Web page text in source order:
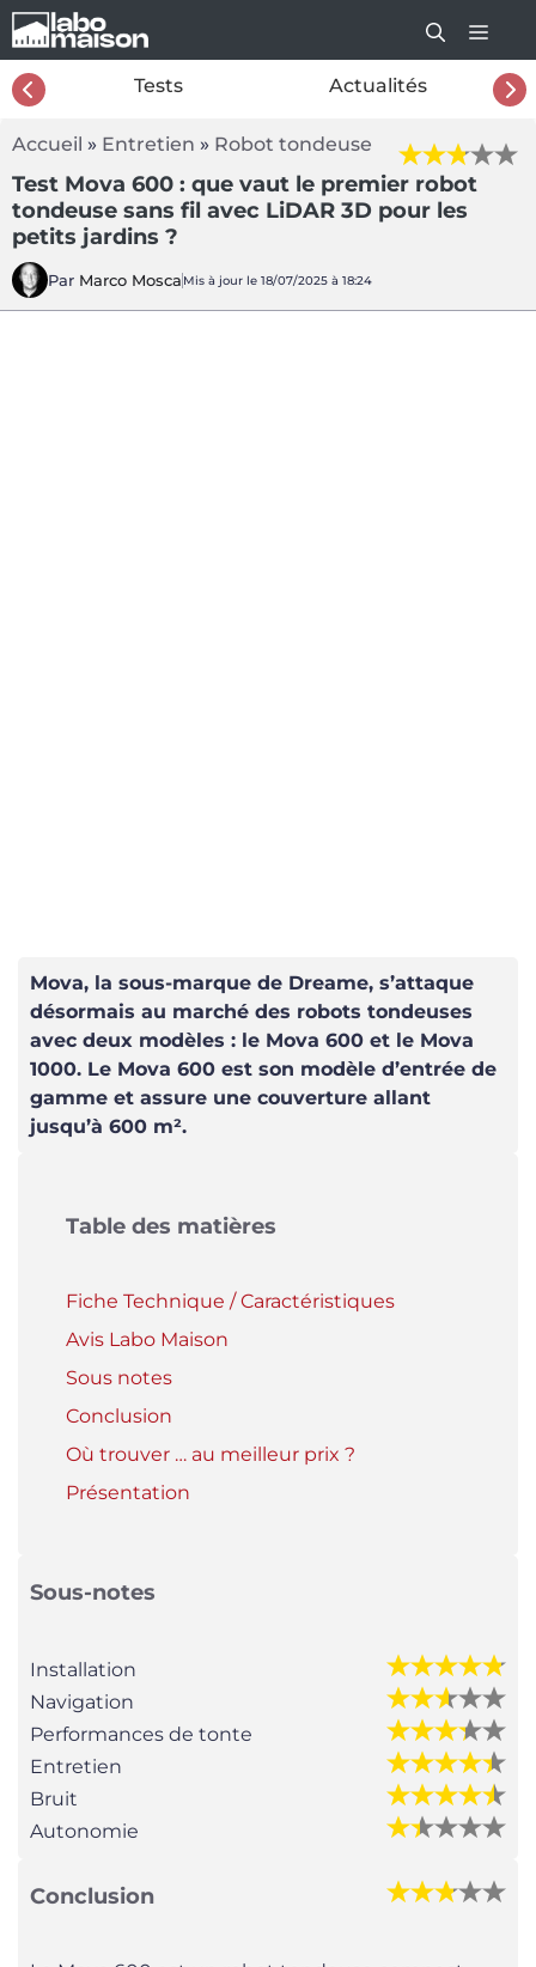
Aller
au
contenu
Tests Actualités
Accueil » Entretien » Robot tondeuse
Test Mova 600 : que vaut le premier robot
tondeuse sans fil avec LiDAR 3D pour les
petits jardins ?
Par Marco Mosca Mis à jour le 18/07/2025 à 18:24
Mova, la sous-marque de Dreame, s’attaque
désormais au marché des robots tondeuses
avec deux modèles : le Mova 600 et le Mova
1000. Le Mova 600 est son modèle d’entrée de
gamme et assure une couverture allant
jusqu’à 600 m².
Table des matières
Fiche Technique / Caractéristiques
Avis Labo Maison
Sous notes
Conclusion
Où trouver … au meilleur prix ?
Présentation
Sous-notes
Installation
Navigation
Performances de tonte
Entretien
Bruit
Autonomie
Conclusion